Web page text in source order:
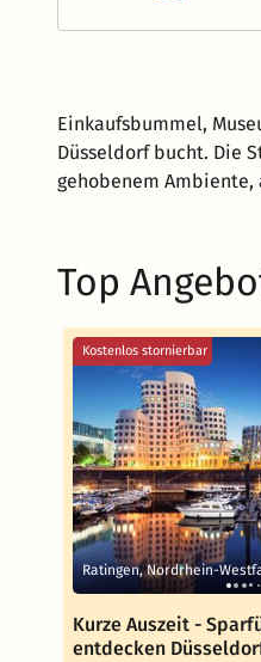
Einkaufsbummel,
Düsseldorf bucht. Die
gehobenem Ambiente,
Top
Kostenlos stornierbar
Ratingen, Nordrhein-
Kurze Auszeit -
entdecken